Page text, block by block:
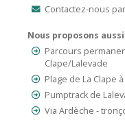
Contactez-nous
Nous proposons aussi
Parcours
Clape/Lalevade
Plage de La Clape
Pumptrack de
Via Ardèche -